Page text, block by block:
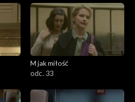
M jak miłość
odc. 33